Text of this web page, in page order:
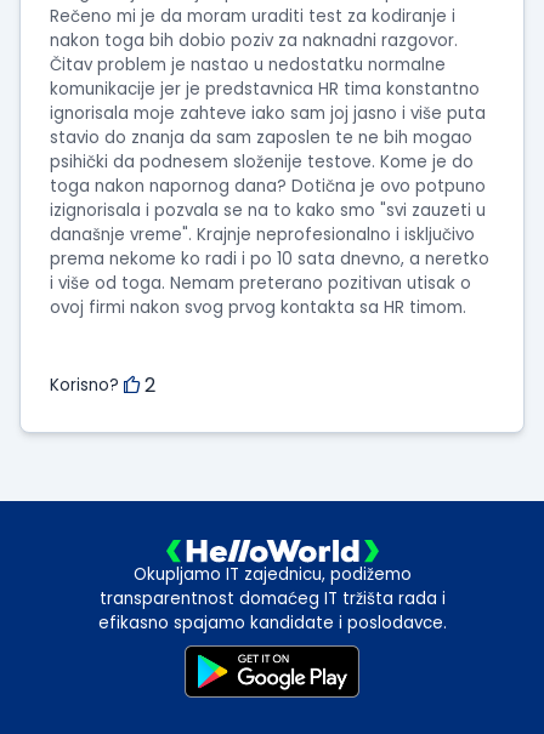
Rečeno mi je da moram uraditi test za kodiranje i
nakon toga bih dobio poziv za naknadni razgovor.
Čitav problem je nastao u nedostatku normalne
komunikacije jer je predstavnica HR tima konstantno
ignorisala moje zahteve iako sam joj jasno i više puta
stavio do znanja da sam zaposlen te ne bih mogao
psihički da podnesem složenije testove. Kome je do
toga nakon napornog dana? Dotična je ovo potpuno
izignorisala i pozvala se na to kako smo "svi zauzeti u
današnje vreme". Krajnje neprofesionalno i isključivo
prema nekome ko radi i po 10 sata dnevno, a neretko
i više od toga. Nemam preterano pozitivan utisak o
ovoj firmi nakon svog prvog kontakta sa HR timom.
Korisno? 2
Okupljamo IT zajednicu, podižemo
transparentnost domaćeg IT tržišta rada i
efikasno spajamo kandidate i poslodavce.